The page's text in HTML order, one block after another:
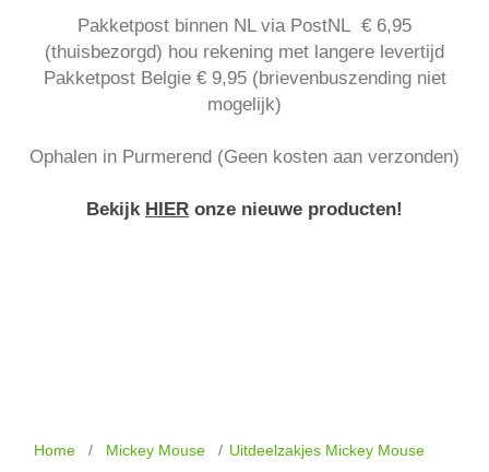
Pakketpost binnen NL via PostNL € 6,95
(thuisbezorgd) hou rekening met langere levertijd
Pakketpost Belgie € 9,95 (brievenbuszending niet
mogelijk)
Ophalen in Purmerend (Geen kosten aan verzonden)
Bekijk HIER onze nieuwe producten!
Home / Mickey Mouse / Uitdeelzakjes Mickey Mouse